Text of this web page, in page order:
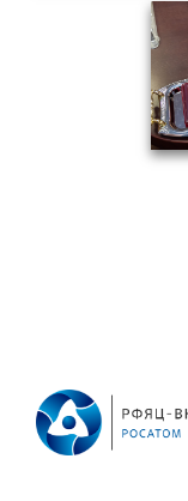
Документы
Контроль и
ВЫСТАВКИ